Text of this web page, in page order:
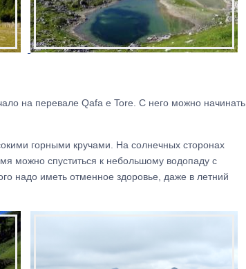
на перевале Qafa e Tore. С него можно начинать
горными кручами. На солнечных сторонах
можно спуститься к небольшому водопаду с
надо иметь отменное здоровье, даже в летний